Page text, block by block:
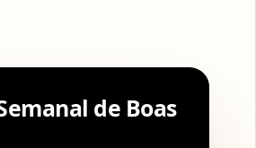
de Boas